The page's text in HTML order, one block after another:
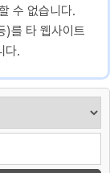
수 없습니다.
)를 타 웹사이트
다.